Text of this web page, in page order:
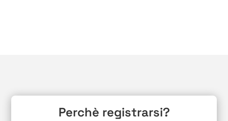
Perchè registrarsi?